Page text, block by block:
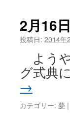
2月16
投稿日: 2014年
よう
グ式典
→
カテゴリー: 夢 |